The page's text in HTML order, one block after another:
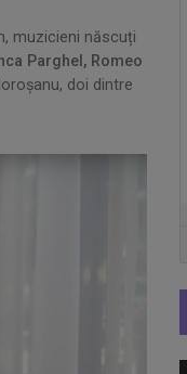
muzicieni născuți
Parghel, Romeo
doi dintre